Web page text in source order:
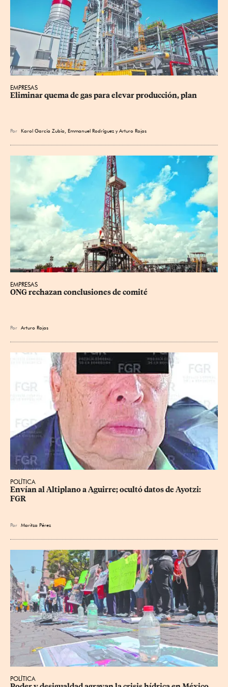
EMPRESAS
Eliminar quema de gas para elevar producción, plan
Por Karol García Zubía Emmanuel Rodríguez yArturo Rojas
EMPRESAS
ONG rechazan conclusiones de comité
Por Arturo Rojas
POLÍTICA
Envían al Altiplano a Aguirre; ocultó datos de Ayotzi:
FGR
Por Maritza Pérez
POLÍTICA